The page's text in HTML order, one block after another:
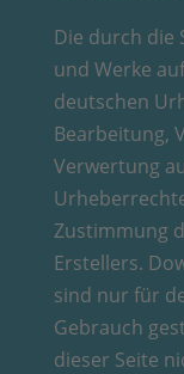
Die durch die
und Werke
deutschen
Bearbeitung,
Verwertung
Zustimmung
Erstellers.
sind nur für
Gebrauch
dieser Seite